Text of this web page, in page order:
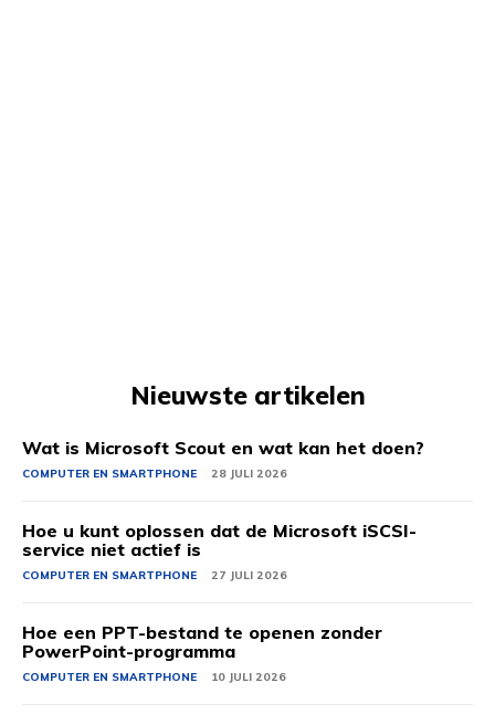
Nieuwste artikelen
Wat is Microsoft Scout en wat kan het doen?
COMPUTER EN SMARTPHONE 28 JULI 2026
Hoe u kunt oplossen dat de Microsoft iSCSI-
service niet actief is
COMPUTER EN SMARTPHONE 27 JULI 2026
Hoe een PPT-bestand te openen zonder
PowerPoint-programma
COMPUTER EN SMARTPHONE 10 JULI 2026